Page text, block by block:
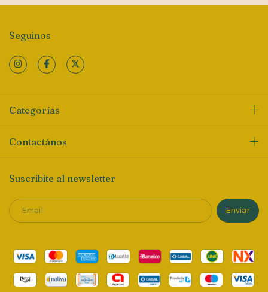
Seguinos
Categorías
Contactános
Suscribite al newsletter